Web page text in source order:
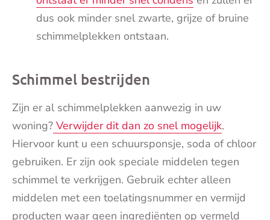
dus ook minder snel zwarte, grijze of bruine
schimmelplekken ontstaan.
Schimmel bestrijden
Zijn er al schimmelplekken aanwezig in uw
woning? Verwijder dit dan zo snel mogelijk.
Hiervoor kunt u een schuursponsje, soda of chloor
gebruiken. Er zijn ook speciale middelen tegen
schimmel te verkrijgen. Gebruik echter alleen
middelen met een toelatingsnummer en vermijd
producten waar geen ingrediënten op vermeld